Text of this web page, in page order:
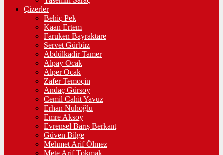
Çizerler
Behiç Pek
Kaan Ertem
Faruken Bayraktare
Servet Gürbüz
Abdülkadir Tamer
Alpay Ocak
Alper Ocak
Zafer Temoçin
Andaç Gürsoy
Cemil Cahit Yavuz
Erhan Nuhoğlu
Emre Aksoy
Evrensel Barış Berkant
Güven Bilge
Mehmet Arif Ölmez
Mete Arif Tokmak